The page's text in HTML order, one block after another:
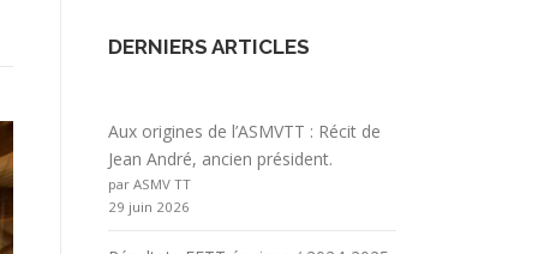
DERNIERS ARTICLES
Aux origines de l’ASMVTT : Récit de
Jean André, ancien président.
par ASMV TT
29 juin 2026